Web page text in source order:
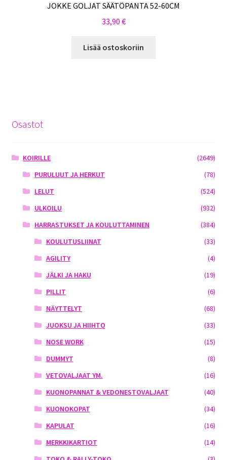
JOKKE GOLJAT SÄÄTÖPANTA 52-60CM
33,90 €
Lisää ostoskoriin
Osastot
KOIRILLE
(2649)
PURULUUT JA HERKUT
(78)
LELUT
(524)
ULKOILU
(932)
HARRASTUKSET JA KOULUTTAMINEN
(384)
KOULUTUSLIINAT
(33)
AGILITY
(4)
JÄLKI JA HAKU
(19)
PILLIT
(6)
NÄYTTELYT
(68)
JUOKSU JA HIIHTO
(33)
NOSE WORK
(15)
DUMMYT
(8)
VETOVALJAAT YM.
(16)
KUONOPANNAT & VEDONESTOVALJAAT
(40)
KUONOKOPAT
(34)
KAPULAT
(16)
MERKKIKARTIOT
(14)